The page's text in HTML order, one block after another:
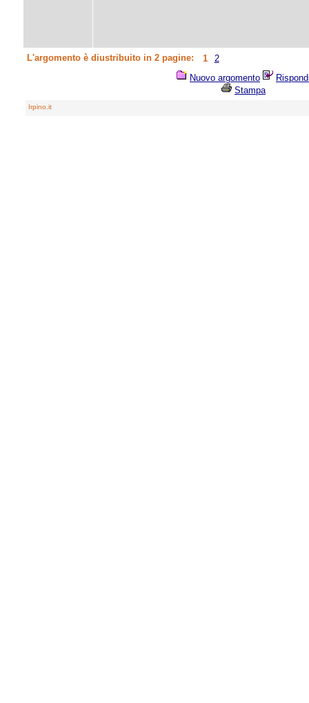
L'argomento è diustribuito in 2 pagine: 1
2
Nuovo argomento
Stampa
Irpino.it